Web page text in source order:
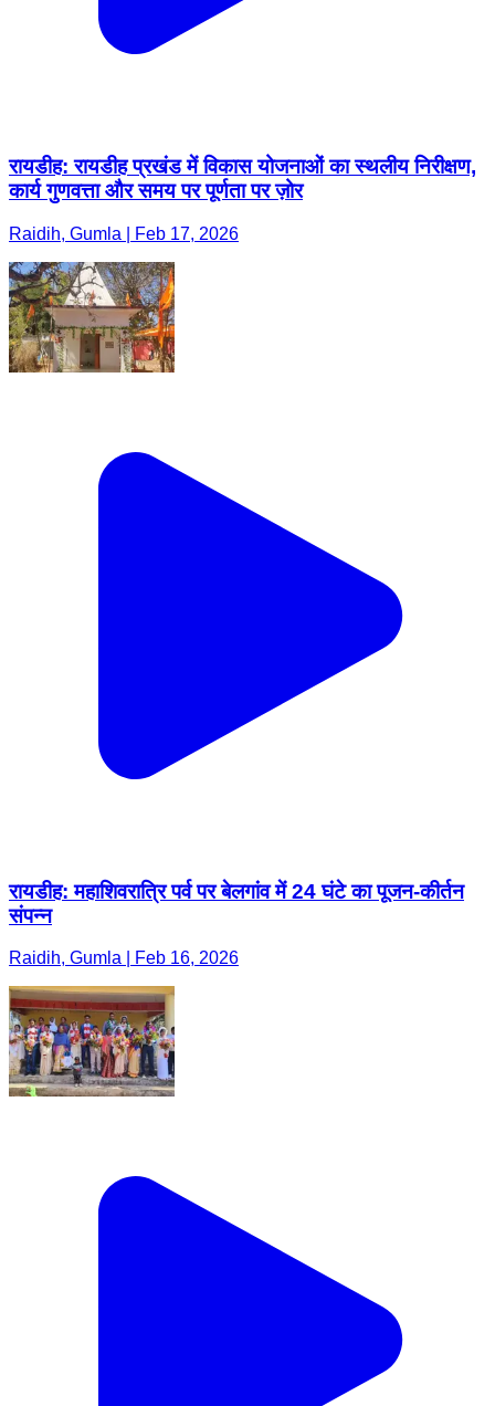
रायडीह: रायडीह प्रखंड में विकास योजनाओं का स्थलीय निरीक्षण,
कार्य गुणवत्ता और समय पर पूर्णता पर ज़ोर
Raidih, Gumla | Feb 17, 2026
रायडीह: महाशिवरात्रि पर्व पर बेलगांव में 24 घंटे का पूजन-कीर्तन
संपन्न
Raidih, Gumla | Feb 16, 2026